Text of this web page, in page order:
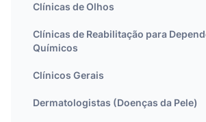
Clínicas de Olhos
Clínicas de Reabilitação para
Químicos
Clínicos Gerais
Dermatologistas (Doenças da Pele)